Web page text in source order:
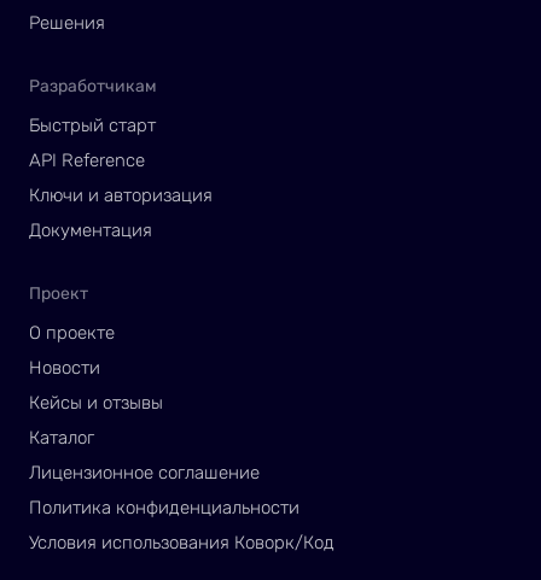
Решения
Разработчикам
Быстрый старт
API Reference
Ключи и авторизация
Документация
Проект
О проекте
Новости
Кейсы и отзывы
Каталог
Лицензионное соглашение
Политика конфиденциальности
Условия использования Коворк/Код